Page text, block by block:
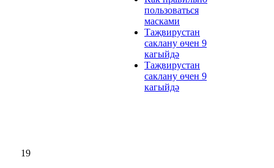
пользоваться
масками
Таҗвирустан
саклану өчен 9
кагыйдә
Таҗвирустан
саклану өчен 9
кагыйдә
19